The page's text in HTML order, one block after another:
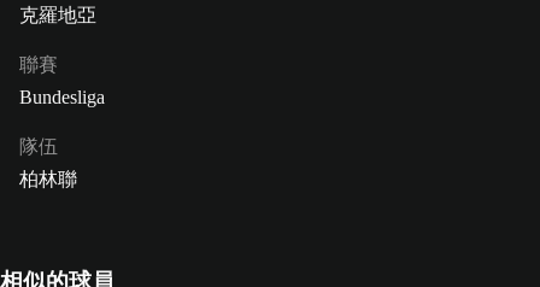
克羅地亞
聯賽
Bundesliga
隊伍
柏林聯